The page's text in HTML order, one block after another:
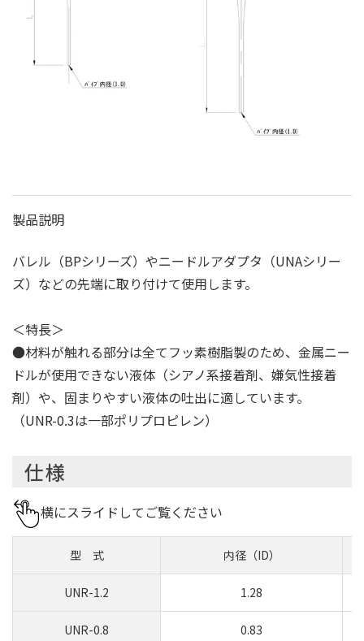
製品説明
バレル（BPシリーズ）やニードルアダプタ（UNAシリー
ズ）などの先端に取り付けて使用します。
＜特長＞
●材料が触れる部分は全てフッ素樹脂製のため、金属ニー
ドルが使用できない液体（シアノ系接着剤、嫌気性接着
剤）や、固まりやすい液体の吐出に適しています。
（UNR-0.3は一部ポリプロピレン）
仕様
横にスライドしてご覧ください
型 式 内径（ID）
UNR-1.2 1.28
UNR-0.8 0.83